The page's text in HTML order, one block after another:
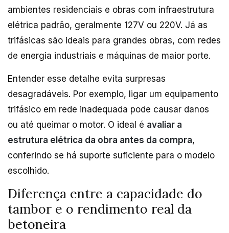
ambientes residenciais e obras com infraestrutura
elétrica padrão, geralmente 127V ou 220V. Já as
trifásicas são ideais para grandes obras, com redes
de energia industriais e máquinas de maior porte.
Entender esse detalhe evita surpresas
desagradáveis. Por exemplo, ligar um equipamento
trifásico em rede inadequada pode causar danos
ou até queimar o motor. O ideal é avaliar a
estrutura elétrica da obra antes da compra,
conferindo se há suporte suficiente para o modelo
escolhido.
Diferença entre a capacidade do
tambor e o rendimento real da
betoneira